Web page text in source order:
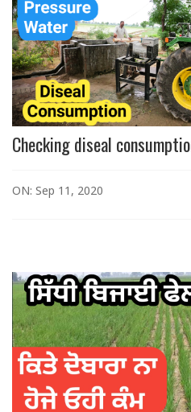
Checking diseal
ON: Sep 11, 2020